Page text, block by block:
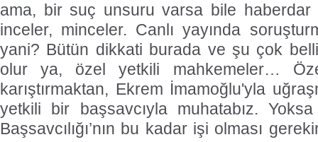
ama, bir suç unsuru varsa bile
inceler, minceler. Canlı yayında
yani? Bütün dikkati burada ve şu çok
olur ya, özel yetkili mahkemeler…
karıştırmaktan, Ekrem İmamoğlu'yla
yetkili bir başsavcıyla muhatabız.
Başsavcılığı’nın bu kadar işi olması